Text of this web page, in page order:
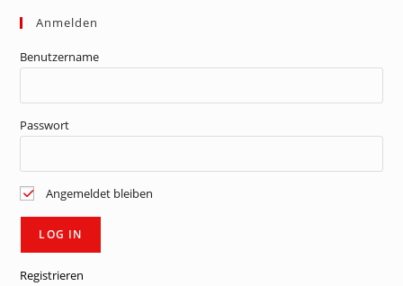
Anmelden
Benutzername
Passwort
Angemeldet bleiben
Registrieren